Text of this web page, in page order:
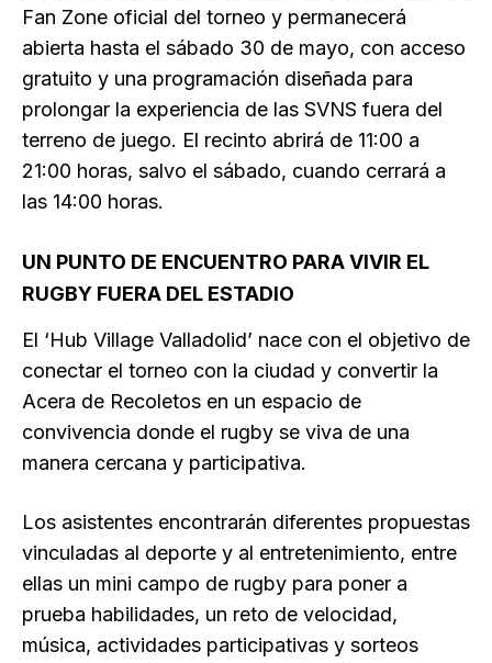
Fan Zone oficial del torneo y permanecerá
abierta hasta el sábado 30 de mayo, con acceso
gratuito y una programación diseñada para
prolongar la experiencia de las SVNS fuera del
terreno de juego. El recinto abrirá de 11:00 a
21:00 horas, salvo el sábado, cuando cerrará a
las 14:00 horas.
UN PUNTO DE ENCUENTRO PARA VIVIR EL
RUGBY FUERA DEL ESTADIO
El ‘Hub Village Valladolid’ nace con el objetivo de
conectar el torneo con la ciudad y convertir la
Acera de Recoletos en un espacio de
convivencia donde el rugby se viva de una
manera cercana y participativa.
Los asistentes encontrarán diferentes propuestas
vinculadas al deporte y al entretenimiento, entre
ellas un mini campo de rugby para poner a
prueba habilidades, un reto de velocidad,
música, actividades participativas y sorteos